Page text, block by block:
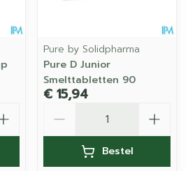
Pure by Solidpharma
Pure D Junior
Smelttabletten 90
€ 15,94
Bestel